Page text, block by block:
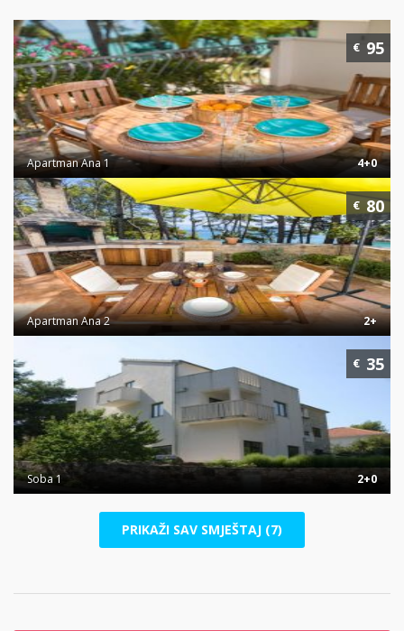
Apartman Ana 1 4+0
€ 95
Apartman Ana 2 2+
€ 80
Soba 1 2+0
€ 35
PRIKAŽI SAV SMJEŠTAJ (7)